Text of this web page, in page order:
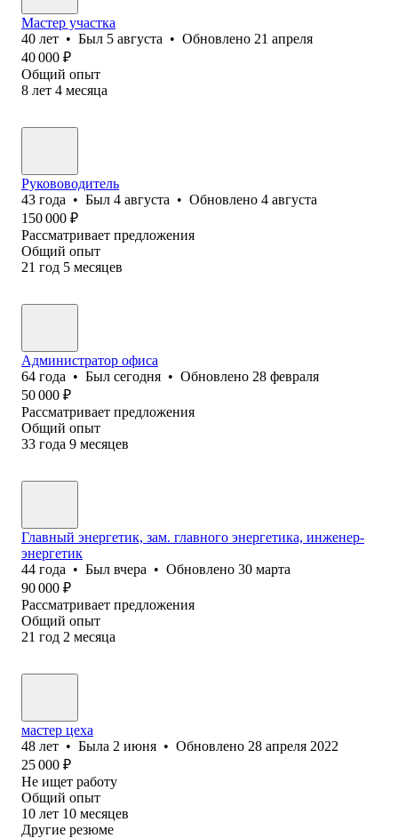
Мастер участка
40 лет • Был 5 августа • Обновлено 21 апреля
40 000 ₽
Общий опыт
8 лет 4 месяца
Рукововодитель
43 года • Был 4 августа • Обновлено 4 августа
150 000 ₽
Рассматривает предложения
Общий опыт
21 год 5 месяцев
Администратор офиса
64 года • Был сегодня • Обновлено 28 февраля
50 000 ₽
Рассматривает предложения
Общий опыт
33 года 9 месяцев
Главный энергетик, зам. главного энергетика, инженер-
энергетик
44 года • Был вчера • Обновлено 30 марта
90 000 ₽
Рассматривает предложения
Общий опыт
21 год 2 месяца
мастер цеха
48 лет • Была 2 июня • Обновлено 28 апреля 2022
25 000 ₽
Не ищет работу
Общий опыт
10 лет 10 месяцев
Другие резюме